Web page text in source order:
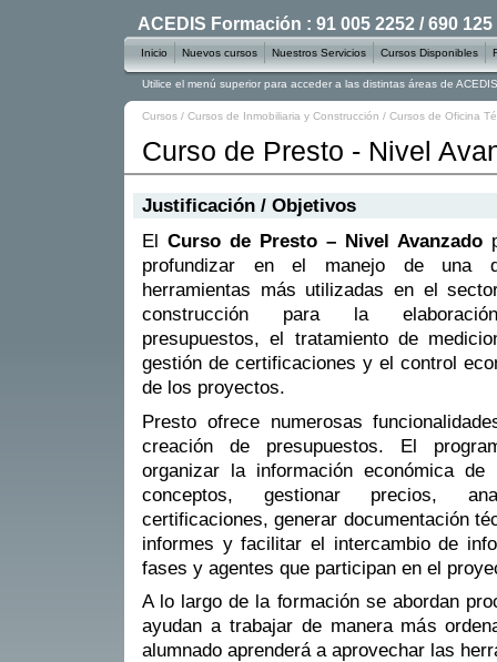
Cursos / Cursos de Inmobiliaria y Construcción / Cursos de Oficina
Curso de Presto - Nivel
Justificación / Objetivos
El Curso de Presto – Nivel Avanzado
profundizar en el manejo de una
herramientas más utilizadas en el
construcción para la
presupuestos, el tratamiento de
gestión de certificaciones y el control
de los proyectos.
Presto ofrece numerosas
creación de presupuestos. El
organizar la información económica
conceptos, gestionar precios,
certificaciones, generar documentación
informes y facilitar el intercambio de
fases y agentes que participan en el
A lo largo de la formación se abordan
ayudan a trabajar de manera más
alumnado aprenderá a aprovechar las
ACEDIS Formación : 91 005 2252 / 690 125
Inicio Nuevos cursos Nuestros Servicios Cursos Disponibles
Utilice el menú superior para acceder a las distintas áreas de